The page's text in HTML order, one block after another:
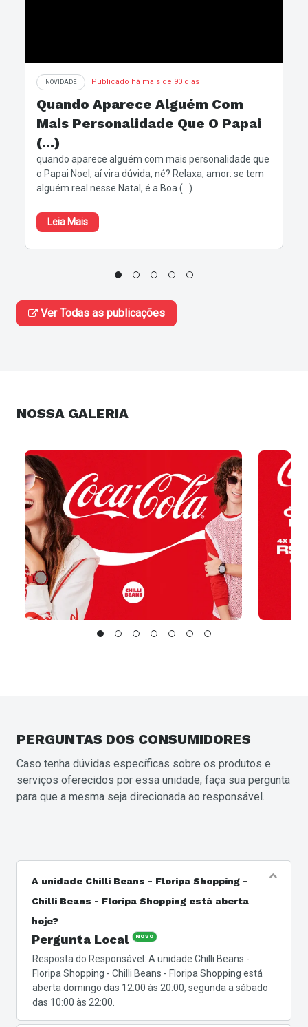
NOVIDADE Publicado há mais de 90 dias
Quando Aparece Alguém Com
Mais Personalidade Que O Papai
(...)
quando aparece alguém com mais personalidade que
o Papai Noel, aí vira dúvida, né? Relaxa, amor: se tem
alguém real nesse Natal, é a Boa (...)
Leia Mais
Ver Todas as publicações
NOSSA GALERIA
PERGUNTAS DOS CONSUMIDORES
Caso tenha dúvidas específicas sobre os produtos e
serviços oferecidos por essa unidade, faça sua pergunta
para que a mesma seja direcionada ao responsável.
A unidade Chilli Beans - Floripa Shopping -
Chilli Beans - Floripa Shopping está aberta
hoje?
Pergunta Local NOVO
Resposta do Responsável: A unidade Chilli Beans -
Floripa Shopping - Chilli Beans - Floripa Shopping está
aberta domingo das 12:00 às 20:00, segunda a sábado
das 10:00 às 22:00.